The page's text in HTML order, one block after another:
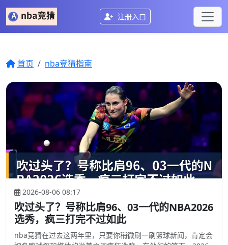
注册入口
首页 nba竞猜指南
2026-08-06 08:17
吹过头了？号称比肩96、03一代的NBA2026
选秀，疯三打完不过如此
nba竞猜在过去这两年里，只要你稍微刷一刷篮球新闻，肯定会